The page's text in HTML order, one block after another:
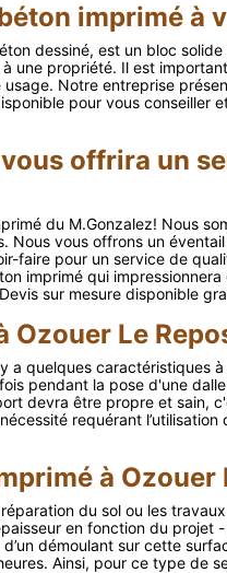
imprimé à
dessiné, est un bloc
une propriété. Il est
Notre entreprise
pour vous conseiller
offrira un
du M.Gonzalez! Nous
Nous vous offrons un
faire pour un service de
imprimé qui
sur mesure disponible
Ozouer Le
a quelques caractéristiques
pendant la pose d'une
devra être propre et sain,
requérant
à Ozouer
du sol ou les
en fonction du projet
démoulant sur cette
Ainsi, pour ce type de